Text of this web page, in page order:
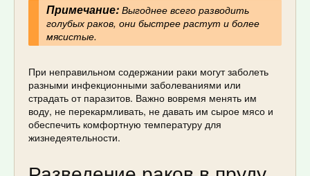
Примечание:Выгоднее всего разводить
голубых раков, они быстрее растут и более
мясистые.
При неправильном содержании раки могут заболеть
разными инфекционными заболеваниями или
страдать от паразитов. Важно вовремя менять им
воду, не перекармливать, не давать им сырое мясо и
обеспечить комфортную температуру для
жизнедеятельности.